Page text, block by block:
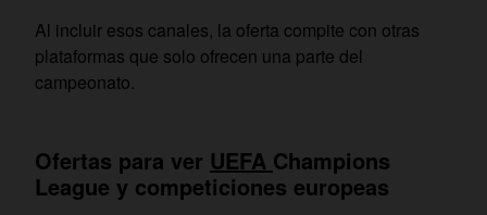
Al incluir esos canales, la oferta compite con otras
plataformas que solo ofrecen una parte del
campeonato.
Ofertas para ver UEFA Champions
League y competiciones europeas